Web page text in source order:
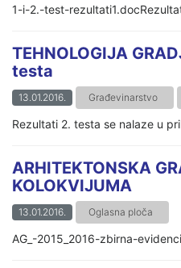
1-i-2.-test-
TEHNOLOGIJA
testa
13.01.2016. Građevinarstvo
Rezultati 2. testa se nalaze u
ARHITEKTONSKA
KOLOKVIJUMA
13.01.2016. Oglasna ploča
AG_-2015_2016-zbirna-